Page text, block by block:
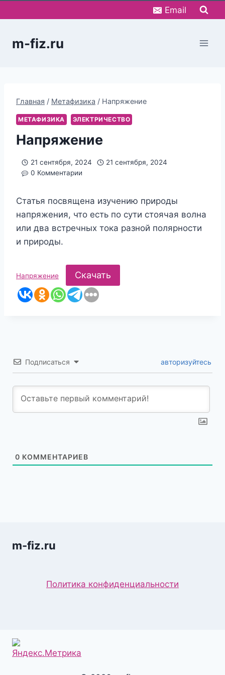
к
Email
m-fiz.ru
Главная / Метафизика / Напряжение
МЕТАФИЗИКА ЭЛЕКТРИЧЕСТВО
Напряжение
21 сентября, 2024
21 сентября, 2024
0 Комментарии
Статья посвящена изучению природы
напряжения, что есть по сути стоячая волна
или два встречных тока разной полярности
и природы.
Напряжение Скачать
Подписаться авторизуйтесь
0 КОММЕНТАРИЕВ
m-fiz.ru
Политика конфиденциальности